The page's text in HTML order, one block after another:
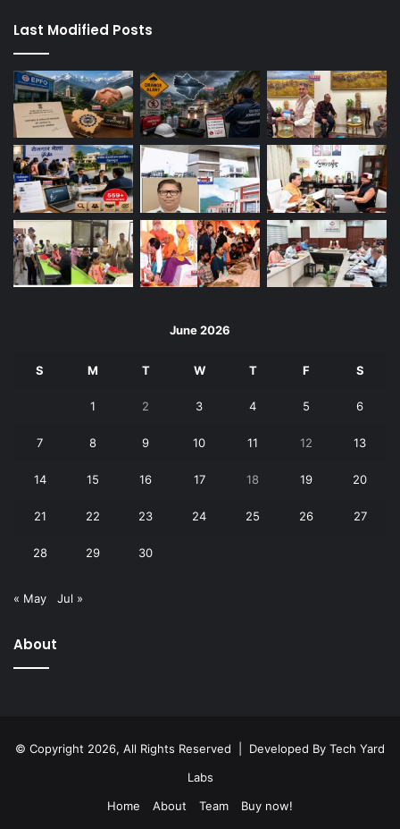
Last Modified Posts
June 2026
S M T W T F S
1 2 3 4 5 6
7 8 9 10 11 12 13
14 15 16 17 18 19 20
21 22 23 24 25 26 27
28 29 30
« May Jul »
About
© Copyright 2026, All Rights Reserved | Developed By Tech Yard
Labs
Home
About Team Buy now!